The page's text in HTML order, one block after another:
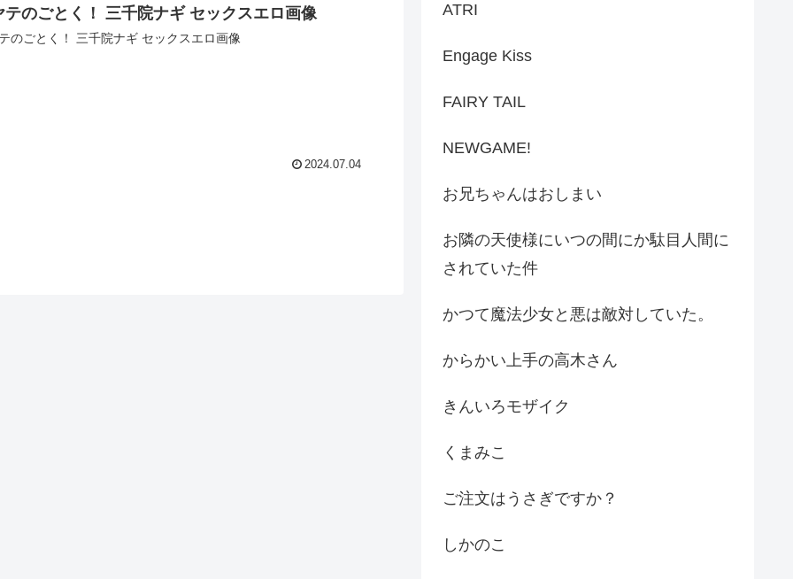
テのごとく！ 三千院ナギ セックスエロ画像
のごとく！ 三千院ナギ セックスエロ画像
2024.07.04
ATRI
Engage Kiss
FAIRY TAIL
NEWGAME!
お兄ちゃんはおしまい
お隣の天使様にいつの間にか駄目人間に
されていた件
かつて魔法少女と悪は敵対していた。
からかい上手の高木さん
きんいろモザイク
くまみこ
ご注文はうさぎですか？
しかのこ